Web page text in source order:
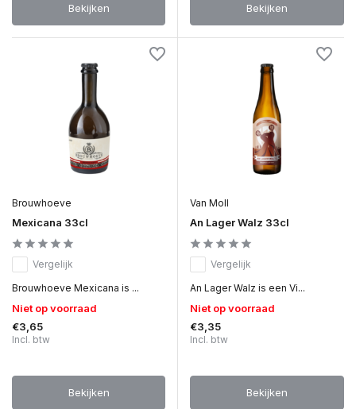
Bekijken Bekijken
Brouwhoeve
Mexicana 33cl
Vergelijk
Brouwhoeve Mexicana is ...
Niet op voorraad
€3,65
Incl. btw
Bekijken
Van Moll
An Lager Walz 33cl
Vergelijk
An Lager Walz is een Vi...
Niet op voorraad
€3,35
Incl. btw
Bekijken